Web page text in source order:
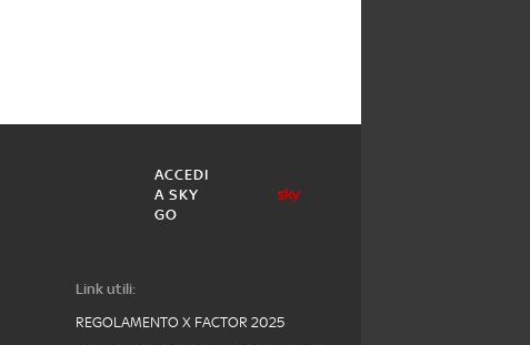
ACCEDI
A SKY
GO
Link utili:
REGOLAMENTO X FACTOR 2025